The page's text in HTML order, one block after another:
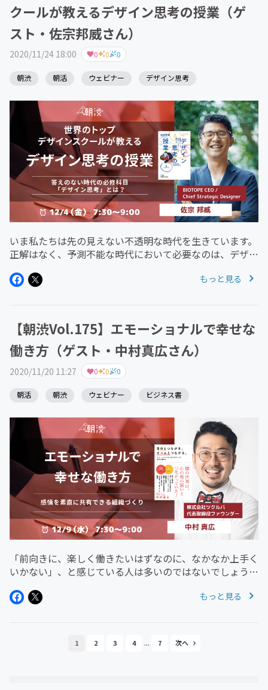
クールが教えるデザイン思考の授業（ゲ
スト・佐宗邦威さん）
2020/11/24 18:00 0 0 0
朝渋 朝活 ウェビナー デザイン思考
いま私たちは先の見えない不透明な時代を生きています。
正解はなく、予測不能な時代において必要なのは、デザイ
い「まったく新しい事業、商品やサービス、プロセス等を
もっと見る
【朝渋Vol.175】エモーショナルで幸せな
働き方（ゲスト・中村真広さん）
2020/11/20 11:27 0 0 0
朝活 朝渋 ウェビナー ビジネス書
「前向きに、楽しく働きたいはずなのに、なかなか上手く
いかない」、と感じている人は多いのではないでしょう
は容易ではありません。しかし、自分の心の持ちようは変
もっと見る
1 2 3 4 ... 7